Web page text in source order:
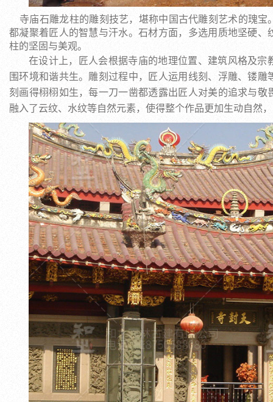
寺庙石雕龙柱的雕刻技艺，堪称中国古代雕刻艺术的瑰宝
都凝聚着匠人的智慧与汗水。石材方面，多选用质地坚硬
柱的坚固与美观。
在设计上，匠人会根据寺庙的地理位置、建筑风格及
围环境和谐共生。雕刻过程中，匠人运用线刻、浮雕、镂
刻画得栩栩如生，每一刀一凿都透露出匠人对美的追求与
融入了云纹、水纹等自然元素，使得整个作品更加生动自然